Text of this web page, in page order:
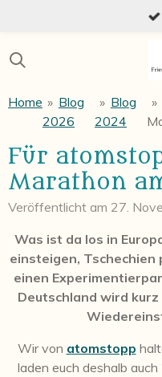
springen
Home » Blog
2026
» Blog
2024
»
Für
Marathon
Veröffentlicht am 27.
Was ist da los in
einsteigen, Tschechien
einen
Deutschland wird
Wir von atomstopp
laden euch deshalb